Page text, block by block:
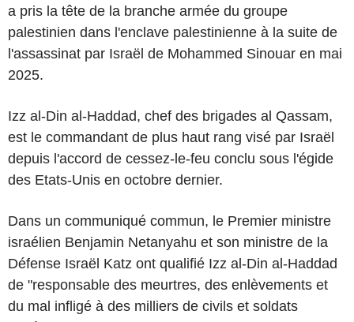
a pris la tête de la branche armée du groupe
palestinien dans l'enclave palestinienne à la suite de
l'assassinat par Israël de Mohammed Sinouar en mai
2025.
Izz al-Din al-Haddad, chef des brigades al Qassam,
est le commandant de plus haut rang visé par Israël
depuis l'accord de cessez-le-feu conclu sous l'égide
des Etats-Unis en octobre dernier.
Dans un communiqué commun, le Premier ministre
israélien Benjamin Netanyahu et son ministre de la
Défense Israël Katz ont qualifié Izz al-Din al-Haddad
de "responsable des meurtres, des enlèvements et
du mal infligé à des milliers de civils et soldats